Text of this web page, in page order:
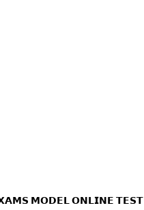
𝗠𝗢𝗗𝗘𝗟 𝗢𝗡𝗟𝗜𝗡𝗘 𝗧𝗘𝗦𝗧